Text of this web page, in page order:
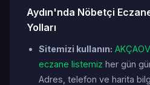
Aydın'nda Nöbetçi Eczane
Yolları
Sitemizi kullanın:
eczane listemiz her gün
Adres, telefon ve harita